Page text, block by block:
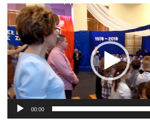
Odtwarzacz
video
00:00